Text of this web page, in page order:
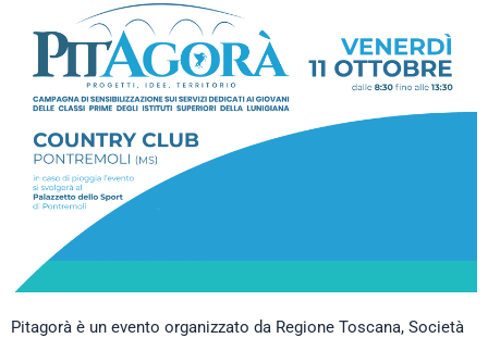
Pitagorà è un evento organizzato da Regione Toscana, Società